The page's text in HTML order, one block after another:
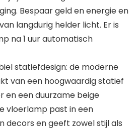
Bespaar geld en energie en
langdurig helder licht. Er is
na 1 uur automatisch
statiefdesign: de moderne
van een hoogwaardig statief
en een duurzame beige
vloerlamp past in een
decors en geeft zowel stijl als